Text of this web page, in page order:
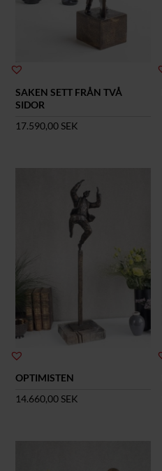
SAKEN SETT FRÅN TVÅ
SIDOR
17.590,00 SEK
OPTIMISTEN
14.660,00 SEK